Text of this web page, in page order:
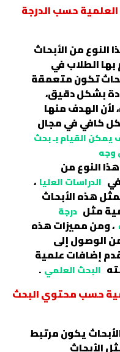
حسب الدرجة
النوع من الأبحاث
بها الطلاب في
تكون متعمقة
بشكل دقيق،
لأن الهدف منها
كافي في مجال
القيام بـ بحث
وجه
النوع من
الدراسات العليا ،
هذه الأبحاث
مثل درجة
، ومن مميزات هذه
الوصول إلى
إضافات علمية
البحث العلمي .
حسب محتوي البحث
يكون مرتبط
الأبحاث